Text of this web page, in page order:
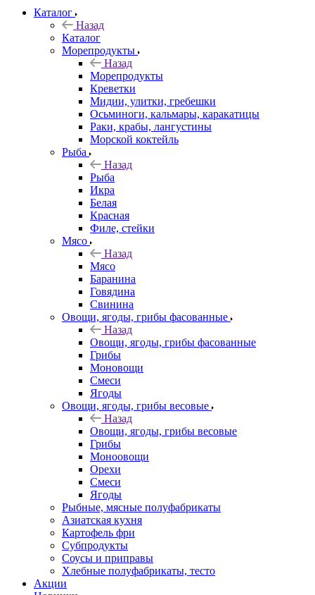
Каталог
Назад
Каталог
Морепродукты
Назад
Морепродукты
Креветки
Мидии, улитки, гребешки
Осьминоги, кальмары, каракатицы
Раки, крабы, лангустины
Морской коктейль
Рыба
Назад
Рыба
Икра
Белая
Красная
Филе, стейки
Мясо
Назад
Мясо
Баранина
Говядина
Свинина
Овощи, ягоды, грибы фасованные
Назад
Овощи, ягоды, грибы фасованные
Грибы
Моновощи
Смеси
Ягоды
Овощи, ягоды, грибы весовые
Назад
Овощи, ягоды, грибы весовые
Грибы
Моноовощи
Орехи
Смеси
Ягоды
Рыбные, мясные полуфабрикаты
Азиатская кухня
Картофель фри
Субпродукты
Соусы и приправы
Хлебные полуфабрикаты, тесто
Акции